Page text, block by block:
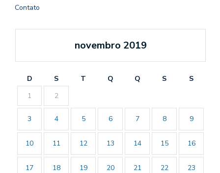
Contato
novembro 2019
D S T Q Q S
S
1
2
3 4 5 6 7 8 9
10 11 12 13 14 15 16
17 18 19 20 21 22 23